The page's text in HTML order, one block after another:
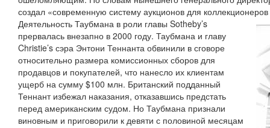
создал «современную систему аукционов для
Деятельность Таубмана в роли главы Sotheby’s
прервалась внезапно в 2000 году. Таубмана и главу
Christie’s сэра Энтони Теннанта обвинили в сговоре
относительно размера комиссионных сборов для
продавцов и покупателей, что нанесло их клиентам
ущерб на сумму $100 млн. Британский подданный
Теннант избежал наказания, отказавшись предстать
перед американским судом. Но Таубмана признали
виновным и приговорили к девяти с половиной месяцам